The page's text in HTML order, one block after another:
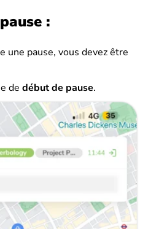
:
une pause, vous devez être
de début de pause.